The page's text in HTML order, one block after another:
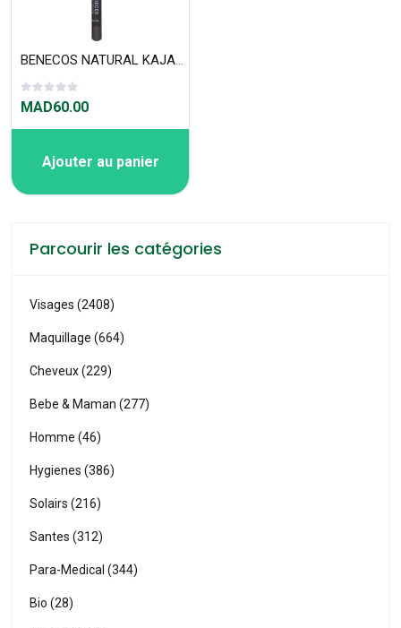
BENECOS NATURAL KAJAL - ANTHRACITE
MAD60.00
Ajouter au panier
Parcourir les catégories
Visages (2408)
Maquillage (664)
Cheveux (229)
Bebe & Maman (277)
Homme (46)
Hygienes (386)
Solairs (216)
Santes (312)
Para-Medical (344)
Bio (28)